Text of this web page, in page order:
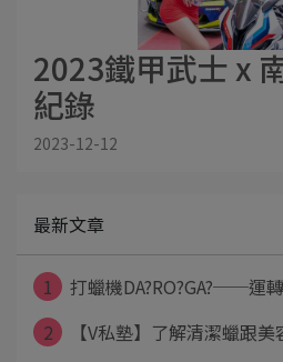
2023鐵甲武士 x
紀錄
2023-12-12
最新文章
1
打蠟機DA?RO?GA?──運
2
【V私塾】了解清潔蠟跟